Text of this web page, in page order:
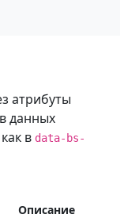
атрибуты
данных
в data-bs-
Описание